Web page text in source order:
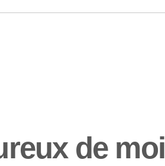
de moi